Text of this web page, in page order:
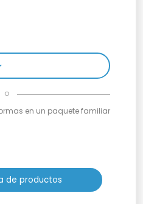
o
en un paquete familiar
de productos